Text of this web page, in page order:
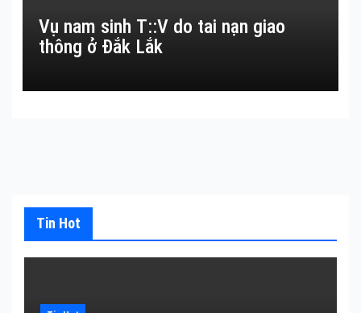
Vụ nam sinh T::V do tai nạn giao
thông ở Đắk Lắk
Tin Hot